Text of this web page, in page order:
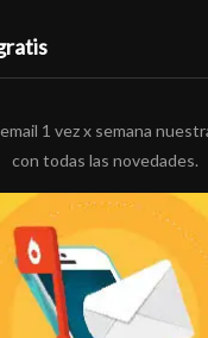
1 vez x semana
con todas las novedades.